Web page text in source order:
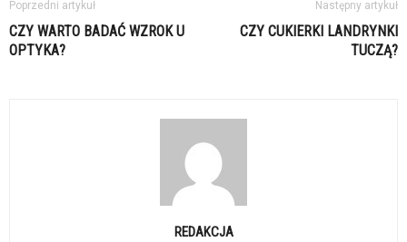
Poprzedni artykuł
CZY WARTO BADAĆ WZROK U
OPTYKA?
Następny artykuł
CZY CUKIERKI LANDRYNKI
TUCZĄ?
REDAKCJA